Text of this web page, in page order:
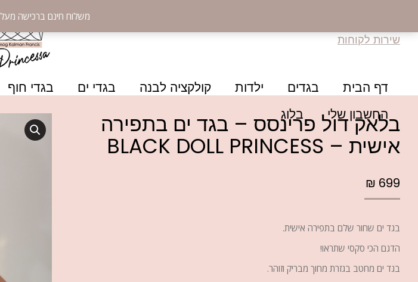
משלוח חינם ברכישה מעל 399 ש״ח
שירות לקוחות
דף הבית בגדים ילדות קולקציה לבנה בגדי ים בגדי חוף
החשבון שלי
בלוג
בלאק דול פרינסס – בגד ים בתפירה
אישית – BLACK DOLL PRINCESS
₪ 699
בגד ים שחור שלם בתפירה אישית.
הדגם הכי סקסי שתראו!
בגד ים מחטב בגזרת מחוך מבריק וזוהר.